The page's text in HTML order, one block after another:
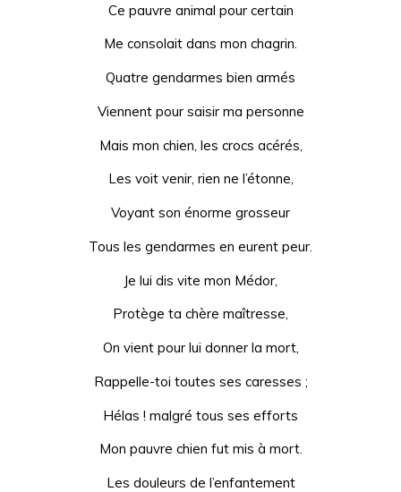
Ce pauvre animal pour certain
Me consolait dans mon chagrin.
Quatre gendarmes bien armés
Viennent pour saisir ma personne
Mais mon chien, les crocs acérés,
Les voit venir, rien ne l’étonne,
Voyant son énorme grosseur
Tous les gendarmes en eurent peur.
Je lui dis vite mon Médor,
Protège ta chère maîtresse,
On vient pour lui donner la mort,
Rappelle-toi toutes ses caresses ;
Hélas ! malgré tous ses efforts
Mon pauvre chien fut mis à mort.
Les douleurs de l’enfantement